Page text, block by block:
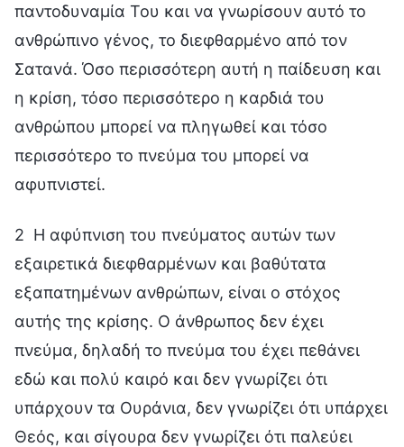
παντοδυναμία Του και να γνωρίσουν αυτό το
ανθρώπινο γένος, το διεφθαρμένο από τον
Σατανά. Όσο περισσότερη αυτή η παίδευση και
η κρίση, τόσο περισσότερο η καρδιά του
ανθρώπου μπορεί να πληγωθεί και τόσο
περισσότερο το πνεύμα του μπορεί να
αφυπνιστεί.
2 Η αφύπνιση του πνεύματος αυτών των
εξαιρετικά διεφθαρμένων και βαθύτατα
εξαπατημένων ανθρώπων, είναι ο στόχος
αυτής της κρίσης. Ο άνθρωπος δεν έχει
πνεύμα, δηλαδή το πνεύμα του έχει πεθάνει
εδώ και πολύ καιρό και δεν γνωρίζει ότι
υπάρχουν τα Ουράνια, δεν γνωρίζει ότι υπάρχει
Θεός, και σίγουρα δεν γνωρίζει ότι παλεύει